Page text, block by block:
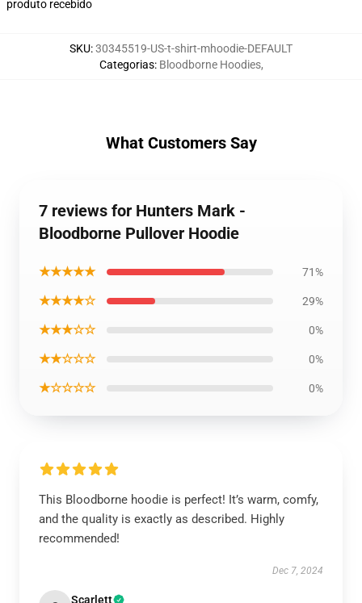
produto recebido
SKU:30345519-US-t-shirt-mhoodie-DEFAULT
Categorias: Bloodborne Hoodies,
What Customers Say
7 reviews for Hunters Mark -
Bloodborne Pullover Hoodie
★★★★★ 71%
★★★★☆ 29%
★★★☆☆ 0%
★★☆☆☆ 0%
★☆☆☆☆ 0%
This Bloodborne hoodie is perfect! It’s warm, comfy,
and the quality is exactly as described. Highly
recommended!
Dec 7, 2024
Scarlett